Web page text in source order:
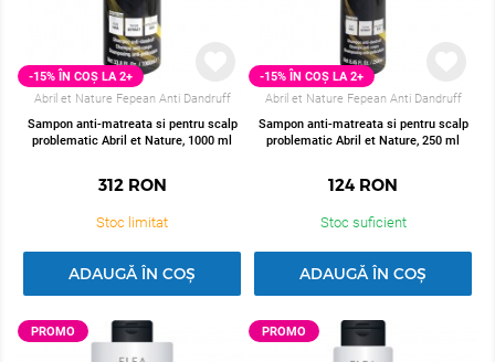
-15% ÎN COȘ LA 2+
Abril et Nature Fepean Anti Dandruff
Sampon anti-matreata si pentru scalp
problematic Abril et Nature, 1000 ml
312 RON
Stoc limitat
ADAUGĂ ÎN COȘ
-15% ÎN COȘ LA 2+
Abril et Nature Fepean Anti Dandruff
Sampon anti-matreata si pentru scalp
problematic Abril et Nature, 250 ml
124 RON
Stoc suficient
ADAUGĂ ÎN COȘ
PROMO PROMO